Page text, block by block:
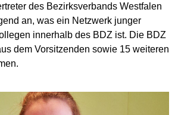
des Bezirksverbands Westfalen
an, was ein Netzwerk junger
innerhalb des BDZ ist. Die BDZ
dem Vorsitzenden sowie 15 weiteren